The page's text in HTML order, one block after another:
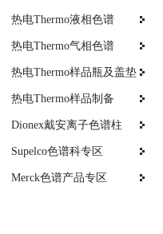
热电Thermo液相色谱
热电Thermo气相色谱
热电Thermo样品瓶及盖垫
热电Thermo样品制备
Dionex戴安离子色谱柱
Supelco色谱科专区
Merck色谱产品专区